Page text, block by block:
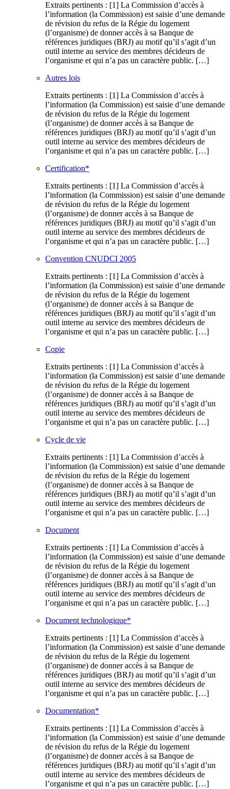
Extraits pertinents : [1] La Commission d’accès à
l’information (la Commission) est saisie d’une demande
de révision du refus de la Régie du logement
(l’organisme) de donner accès à sa Banque de
références juridiques (BRJ) au motif qu’il s’agit d’un
outil interne au service des membres décideurs de
l’organisme et qui n’a pas un caractère public. […]
Autres lois
Extraits pertinents : [1] La Commission d’accès à
l’information (la Commission) est saisie d’une demande
de révision du refus de la Régie du logement
(l’organisme) de donner accès à sa Banque de
références juridiques (BRJ) au motif qu’il s’agit d’un
outil interne au service des membres décideurs de
l’organisme et qui n’a pas un caractère public. […]
Certification*
Extraits pertinents : [1] La Commission d’accès à
l’information (la Commission) est saisie d’une demande
de révision du refus de la Régie du logement
(l’organisme) de donner accès à sa Banque de
références juridiques (BRJ) au motif qu’il s’agit d’un
outil interne au service des membres décideurs de
l’organisme et qui n’a pas un caractère public. […]
Convention CNUDCI 2005
Extraits pertinents : [1] La Commission d’accès à
l’information (la Commission) est saisie d’une demande
de révision du refus de la Régie du logement
(l’organisme) de donner accès à sa Banque de
références juridiques (BRJ) au motif qu’il s’agit d’un
outil interne au service des membres décideurs de
l’organisme et qui n’a pas un caractère public. […]
Copie
Extraits pertinents : [1] La Commission d’accès à
l’information (la Commission) est saisie d’une demande
de révision du refus de la Régie du logement
(l’organisme) de donner accès à sa Banque de
références juridiques (BRJ) au motif qu’il s’agit d’un
outil interne au service des membres décideurs de
l’organisme et qui n’a pas un caractère public. […]
Cycle de vie
Extraits pertinents : [1] La Commission d’accès à
l’information (la Commission) est saisie d’une demande
de révision du refus de la Régie du logement
(l’organisme) de donner accès à sa Banque de
références juridiques (BRJ) au motif qu’il s’agit d’un
outil interne au service des membres décideurs de
l’organisme et qui n’a pas un caractère public. […]
Document
Extraits pertinents : [1] La Commission d’accès à
l’information (la Commission) est saisie d’une demande
de révision du refus de la Régie du logement
(l’organisme) de donner accès à sa Banque de
références juridiques (BRJ) au motif qu’il s’agit d’un
outil interne au service des membres décideurs de
l’organisme et qui n’a pas un caractère public. […]
Document technologique*
Extraits pertinents : [1] La Commission d’accès à
l’information (la Commission) est saisie d’une demande
de révision du refus de la Régie du logement
(l’organisme) de donner accès à sa Banque de
références juridiques (BRJ) au motif qu’il s’agit d’un
outil interne au service des membres décideurs de
l’organisme et qui n’a pas un caractère public. […]
Documentation*
Extraits pertinents : [1] La Commission d’accès à
l’information (la Commission) est saisie d’une demande
de révision du refus de la Régie du logement
(l’organisme) de donner accès à sa Banque de
références juridiques (BRJ) au motif qu’il s’agit d’un
outil interne au service des membres décideurs de
l’organisme et qui n’a pas un caractère public. […]